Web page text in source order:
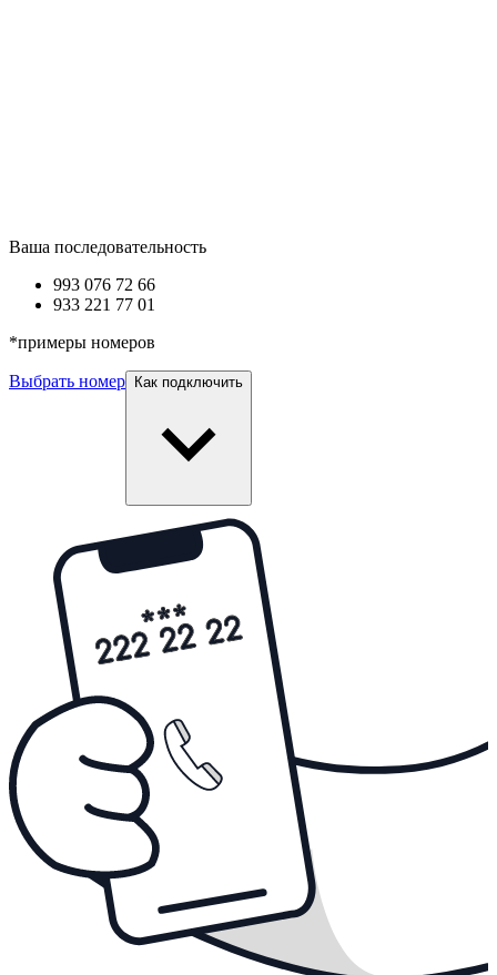
Ваша последовательность
993 076 72 66
933 221 77 01
*примеры номеров
Выбрать номер Как подключить